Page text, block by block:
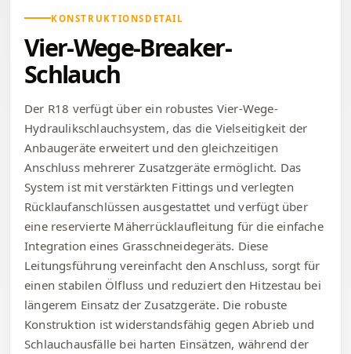
KONSTRUKTIONSDETAIL
Vier-Wege-Breaker-
Schlauch
Der R18 verfügt über ein robustes Vier-Wege-
Hydraulikschlauchsystem, das die Vielseitigkeit der
Anbaugeräte erweitert und den gleichzeitigen
Anschluss mehrerer Zusatzgeräte ermöglicht. Das
System ist mit verstärkten Fittings und verlegten
Rücklaufanschlüssen ausgestattet und verfügt über
eine reservierte Mäherrücklaufleitung für die einfache
Integration eines Grasschneidegeräts. Diese
Leitungsführung vereinfacht den Anschluss, sorgt für
einen stabilen Ölfluss und reduziert den Hitzestau bei
längerem Einsatz der Zusatzgeräte. Die robuste
Konstruktion ist widerstandsfähig gegen Abrieb und
Schlauchausfälle bei harten Einsätzen, während der